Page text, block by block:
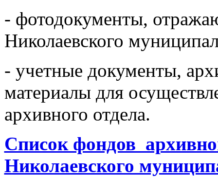
- фотодокументы,
Николаевского
- учетные документы,
материалы для
архивного отдела.
Список фондов
Николаевского